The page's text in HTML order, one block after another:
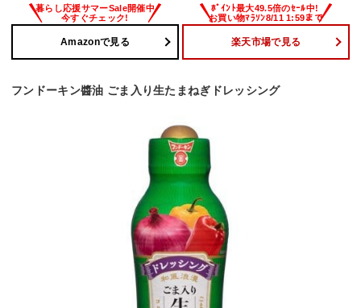
Amazonで見る 楽天市場で見る
フンドーキン醬油 ごま入り生たまねぎドレッシング